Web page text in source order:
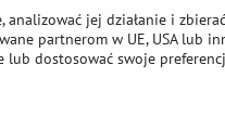
jej działanie i
partnerom w UE, USA lub
lub dostosować swoje